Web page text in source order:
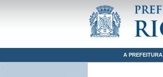
www.rio.rj.gov.br
ACESSIBILIDADE
A PREFEITURA